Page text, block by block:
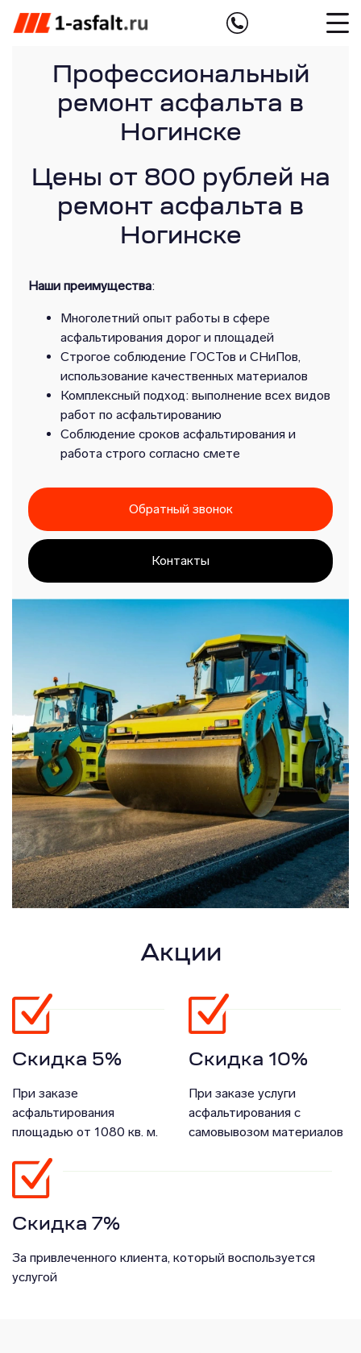
Профессиональный
ремонт асфальта в
Ногинске
Цены от 800 рублей на
ремонт асфальта в
Ногинске
Наши преимущества:
Многолетний опыт работы в сфере
асфальтирования дорог и площадей
Строгое соблюдение ГОСТов и СНиПов,
использование качественных материалов
Комплексный подход: выполнение всех видов
работ по асфальтированию
Соблюдение сроков асфальтирования и
работа строго согласно смете
Обратный звонок
Контакты
Акции
Скидка 5%
При заказе
асфальтирования
площадью от 1080 кв. м.
Скидка 10%
При заказе услуги
асфальтирования с
самовывозом материалов
Скидка 7%
За привлеченного клиента, который воспользуется
услугой